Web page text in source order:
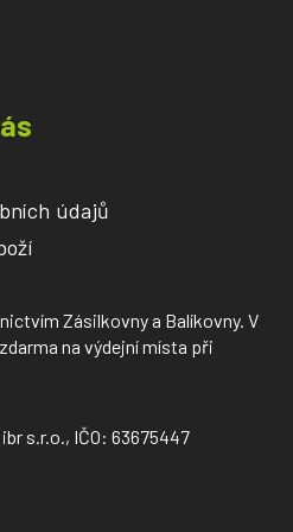
údajů
Zásilkovny a Balíkovny. V
na výdejní místa při
s.r.o., IČO: 63675447